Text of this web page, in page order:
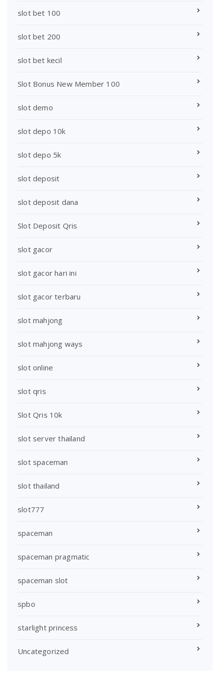
slot bet 100
slot bet 200
slot bet kecil
Slot Bonus New Member 100
slot demo
slot depo 10k
slot depo 5k
slot deposit
slot deposit dana
Slot Deposit Qris
slot gacor
slot gacor hari ini
slot gacor terbaru
slot mahjong
slot mahjong ways
slot online
slot qris
Slot Qris 10k
slot server thailand
slot spaceman
slot thailand
slot777
spaceman
spaceman pragmatic
spaceman slot
spbo
starlight princess
Uncategorized